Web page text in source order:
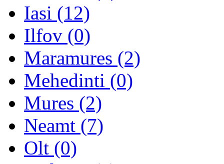
Iasi (12)
Ilfov (0)
Maramures (2)
Mehedinti (0)
Mures (2)
Neamt (7)
Olt (0)